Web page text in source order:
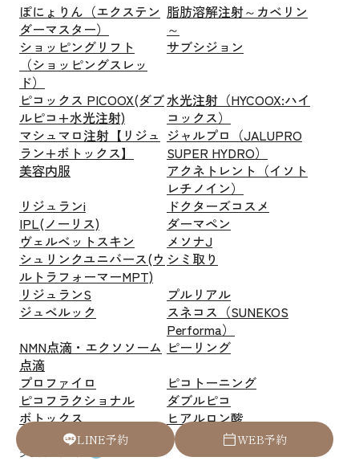
LINE予約 WEB予約
ぽにょりん（エクステン
ダーマスター）
脂肪溶解注射～カベリン
～
ショッピングリフト
（ショッピングスレッ
ド）
サブシジョン
ピコックス PICOOX(ダブ
ルピコ+水光注射)
水光注射（HYCOOX:ハイ
コックス）
マシュマロ注射【リジュ
ラン+ボトックス】
ジャルプロ（JALUPRO
SUPER HYDRO）
美容内服
アクネトレント（イソト
レチノイン）
リジュランi
ドクターズコスメ
IPL(ノーリス)
ダーマペン
ヴェルベットスキン
メソナJ
シュリンクユニバース(ウ
ルトラフォーマーMPT)
シミ取り
リジュランS
プルリアル
ジュベルック
スネコス（SUNEKOS
Performa）
NMN点滴・エクソソーム
点滴
ピーリング
プロファイロ
ピコトーニング
ピコフラクショナル
ダブルピコ
ボトックス
ヒアルロン酸
ベビーコラーゲン
美容外科